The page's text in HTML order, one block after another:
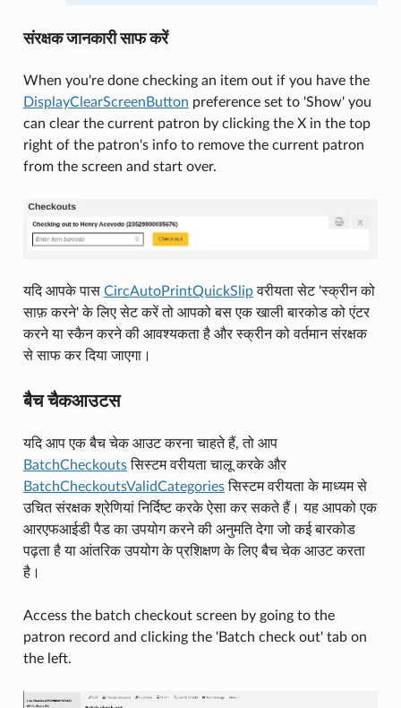
संरक्षक जानकारी साफ करें
When you're done checking an item out if you have the
DisplayClearScreenButton preference set to 'Show' you
can clear the current patron by clicking the X in the top
right of the patron's info to remove the current patron
from the screen and start over.
यदि आपके पास CircAutoPrintQuickSlipवरीयता सेट 'स्क्रीन को
साफ़ करने' के लिए सेट करें तो आपको बस एक खाली बारकोड को एंटर
करने या स्कैन करने की आवश्यकता है और स्क्रीन को वर्तमान संरक्षक
से साफ कर दिया जाएगा।
बैच चैकआउटस
यदि आप एक बैच चेक आउट करना चाहते हैं, तो आप
BatchCheckoutsसिस्टम वरीयता चालू करके और
BatchCheckoutsValidCategoriesसिस्टम वरीयता के माध्यम से
उचित संरक्षक श्रेणियां निर्दिष्ट करके ऐसा कर सकते हैं। यह आपको एक
आरएफआईडी पैड का उपयोग करने की अनुमति देगा जो कई बारकोड
पढ़ता है या आंतरिक उपयोग के प्रशिक्षण के लिए बैच चेक आउट करता
है।
Access the batch checkout screen by going to the
patron record and clicking the 'Batch check out' tab on
the left.